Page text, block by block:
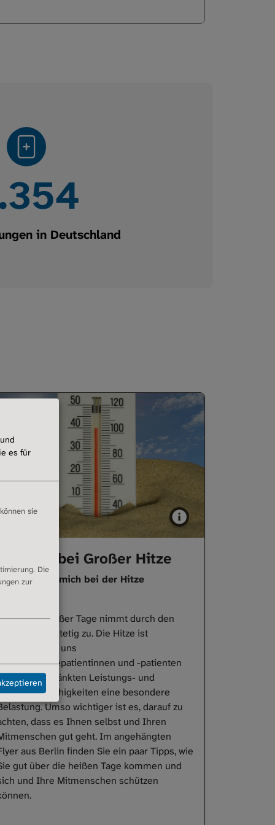
in Deutschland
Umgang bei Großer Hitze
kann ich mich bei der Hitze
Anzahl heißer Tage nimmt durch den
Klimawandel stetig zu. Die Hitze ist
besonders für uns
und -patienten
eingeschränkten Leistungs- und
eine besondere
Umso wichtiger ist es, darauf zu
dass es Ihnen selbst und Ihren
gut geht. Im angehängten
aus Berlin finden Sie ein paar Tipps, wie
gut über die heißen Tage kommen und
und Ihre Mitmenschen schützen
es für
sie
Die
zur